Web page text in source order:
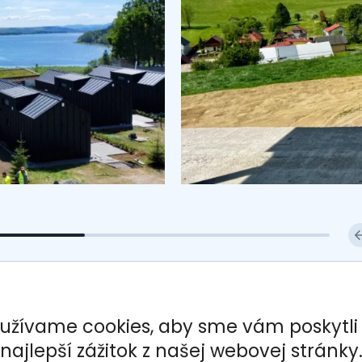
cookies, aby sme vám
najlepší zážitok z našej webovej stránky.